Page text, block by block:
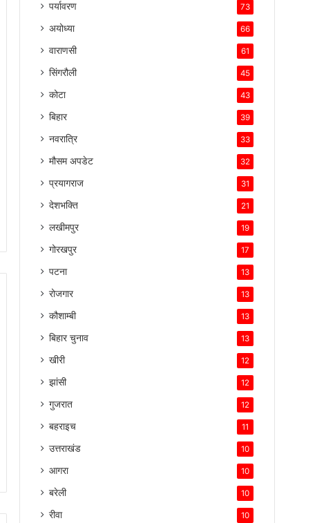
पर्यावरण 73
अयोध्या 66
वाराणसी 61
सिंगरौली 45
कोटा 43
बिहार 39
नवरात्रि 33
मौसम अपडेट 32
प्रयागराज 31
देशभक्ति 21
लखीमपुर 19
गोरखपुर 17
पटना 13
रोजगार 13
कौशाम्बी 13
बिहार चुनाव 13
खीरी 12
झांसी 12
गुजरात 12
बहराइच 11
उत्तराखंड 10
आगरा 10
बरेली 10
रीवा 10